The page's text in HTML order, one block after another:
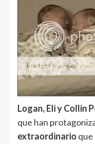
Logan, Eli y Collin
que han
extraordinario que